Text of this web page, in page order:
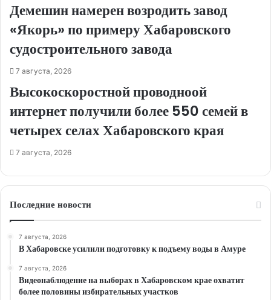
Демешин намерен возродить завод
«Якорь» по примеру Хабаровского
судостроительного завода
7 августа, 2026
Высокоскоростной проводноой
интернет получили более 550 семей в
четырех селах Хабаровского края
7 августа, 2026
Последние новости
7 августа, 2026
В Хабаровске усилили подготовку к подъему воды в Амуре
7 августа, 2026
Видеонаблюдение на выборах в Хабаровском крае охватит
более половины избирательных участков